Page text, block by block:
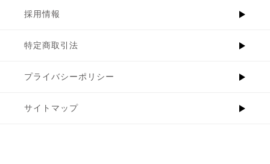
採用情報
特定商取引法
プライバシーポリシー
サイトマップ